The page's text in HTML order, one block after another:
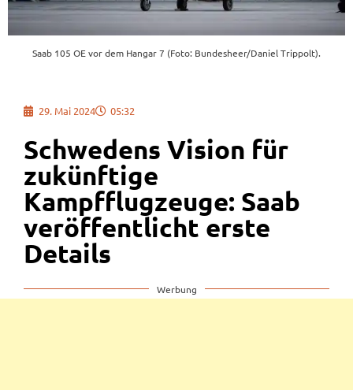
Saab 105 OE vor dem Hangar 7 (Foto: Bundesheer/Daniel Trippolt).
29. Mai 2024 05:32
Schwedens Vision für
zukünftige
Kampfflugzeuge: Saab
veröffentlicht erste
Details
Werbung